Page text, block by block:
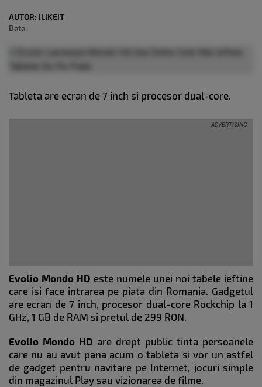
AUTOR: ILIKEIT
Data:
Tableta are ecran de 7 inch si procesor dual-core.
Evolio Mondo HD este numele unei noi tabele ieftine
care isi face intrarea pe piata din Romania. Gadgetul
are ecran de 7 inch, procesor dual-core Rockchip la 1
GHz, 1 GB de RAM si pretul de 299 RON.
Evolio Mondo HD are drept public tinta persoanele
care nu au avut pana acum o tableta si vor un astfel
de gadget pentru navitare pe Internet, jocuri simple
din magazinul Play sau vizionarea de filme.